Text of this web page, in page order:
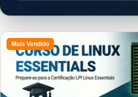
Mais Vendido